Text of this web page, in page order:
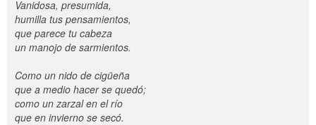
Vanidosa, presumida,
humilla tus pensamientos,
que parece tu cabeza
un manojo de sarmientos.
Como un nido de cigüeña
que a medio hacer se quedó;
como un zarzal en el río
que en invierno se secó.